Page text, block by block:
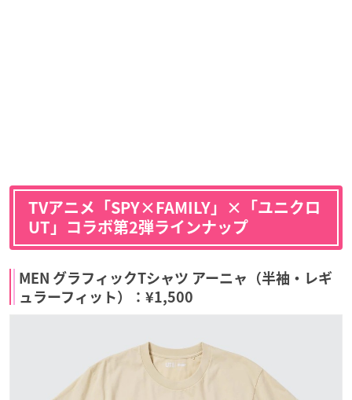
TVアニメ「SPY×FAMILY」×「ユニクロ
UT」コラボ第2弾ラインナップ
MEN グラフィックTシャツ アーニャ（半袖・レギ
ュラーフィット）：¥1,500